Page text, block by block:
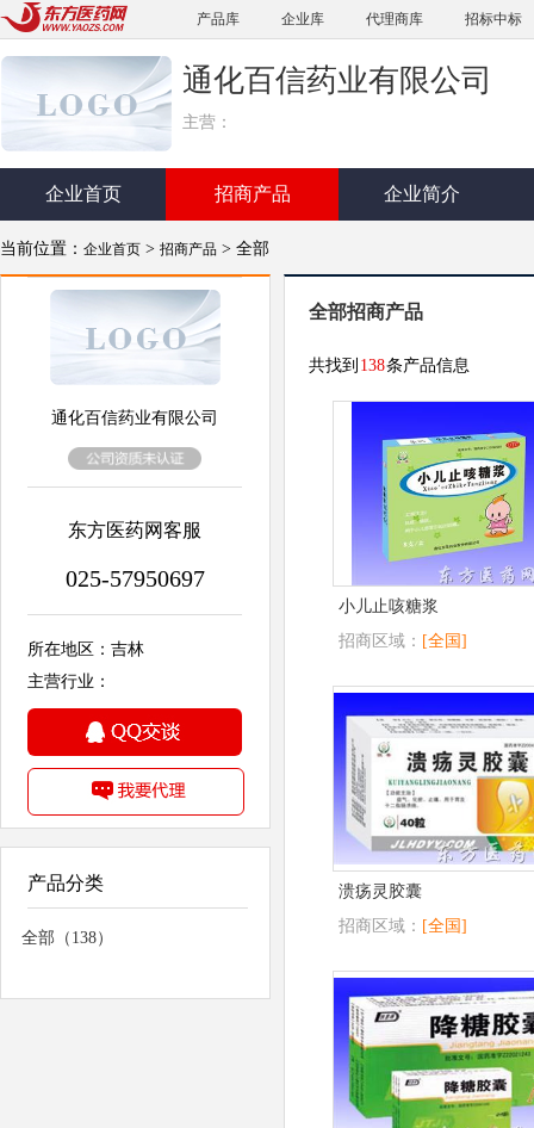
产品库 企业库 代理商库 招标中标
通化百信药业有限公司
主营：
企业首页 招商产品 企业简介
当前位置： 企业首页 > 招商产品 > 全部
通化百信药业有限公司
东方医药网客服
025-57950697
所在地区：吉林
主营行业：
产品分类
全部（138）
全部招商产品
共找到 138条产品信息
小儿止咳糖浆
招商区域： [全国]
溃疡灵胶囊
招商区域： [全国]